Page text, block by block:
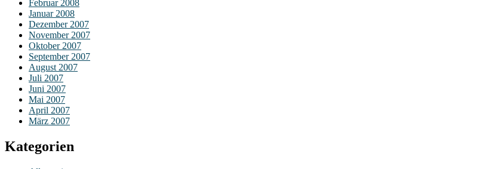
Februar 2008
Januar 2008
Dezember 2007
November 2007
Oktober 2007
September 2007
August 2007
Juli 2007
Juni 2007
Mai 2007
April 2007
März 2007
Kategorien